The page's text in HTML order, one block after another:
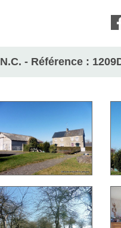
N.C. - Référence :